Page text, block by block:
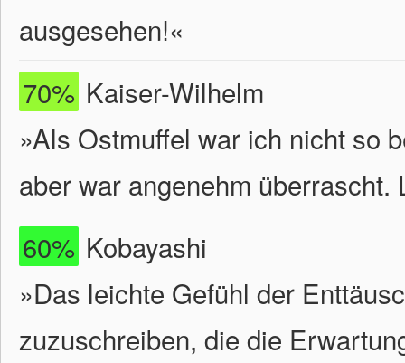
ausgesehen!«
70% Kaiser-Wilhelm
»Als Ostmuffel war ich nicht so
aber war angenehm überrascht.
60% Kobayashi
»Das leichte Gefühl der
zuzuschreiben, die die